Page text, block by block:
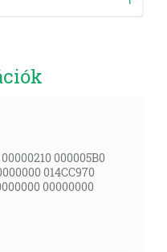
000005B0
014CC970
00000000